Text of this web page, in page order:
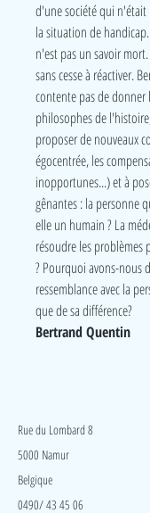
d'une société qui n'était
la situation de
n'est pas un savoir
sans cesse à réactiver.
contente pas de donner
philosophes de
proposer de nouveaux
égocentrée, les
inopportunes...) et à
gênantes : la personne
elle un humain ? La
résoudre les problèmes
? Pourquoi avons-nous
ressemblance avec la
que de sa différence?
Bertrand Quentin
Rue du Lombard 8
5000 Namur
Belgique
0490/ 43 45 06